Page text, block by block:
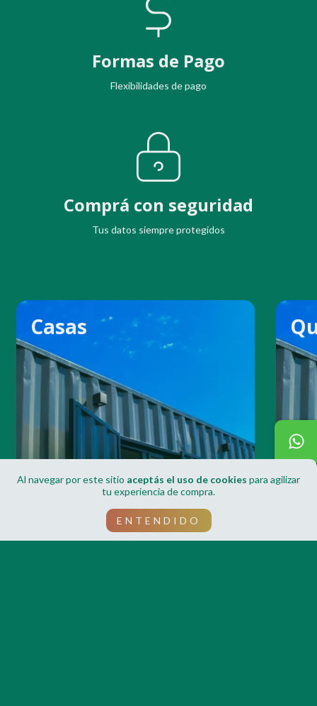
Al navegar por este sitio aceptás el uso de cookies para agilizar
tu experiencia de compra.
ENTENDIDO
Formas de Pago
Flexibilidades de pago
Comprá con seguridad
Tus datos siempre protegidos
Casas
Tu casa, es posible